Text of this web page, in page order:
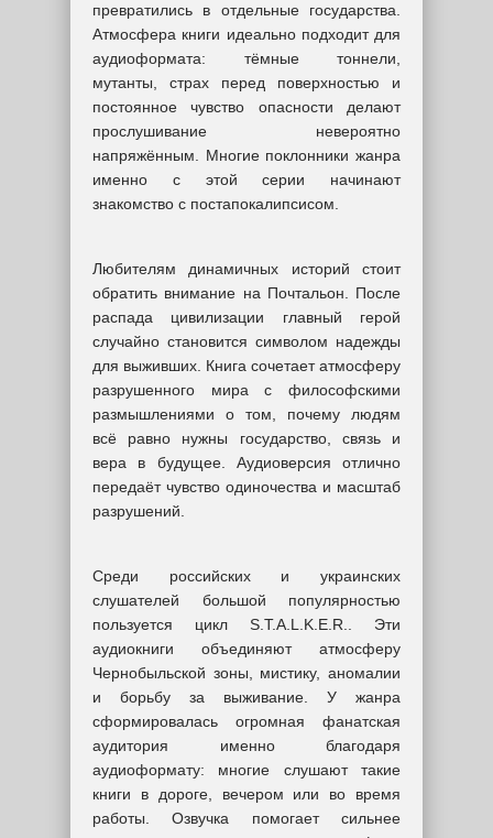
превратились в отдельные государства.
Атмосфера книги идеально подходит для
аудиоформата: тёмные тоннели,
мутанты, страх перед поверхностью и
постоянное чувство опасности делают
прослушивание невероятно
напряжённым. Многие поклонники жанра
именно с этой серии начинают
знакомство с постапокалипсисом.
Любителям динамичных историй стоит
обратить внимание на Почтальон. После
распада цивилизации главный герой
случайно становится символом надежды
для выживших. Книга сочетает атмосферу
разрушенного мира с философскими
размышлениями о том, почему людям
всё равно нужны государство, связь и
вера в будущее. Аудиоверсия отлично
передаёт чувство одиночества и масштаб
разрушений.
Среди российских и украинских
слушателей большой популярностью
пользуется цикл S.T.A.L.K.E.R.. Эти
аудиокниги объединяют атмосферу
Чернобыльской зоны, мистику, аномалии
и борьбу за выживание. У жанра
сформировалась огромная фанатская
аудитория именно благодаря
аудиоформату: многие слушают такие
книги в дороге, вечером или во время
работы. Озвучка помогает сильнее